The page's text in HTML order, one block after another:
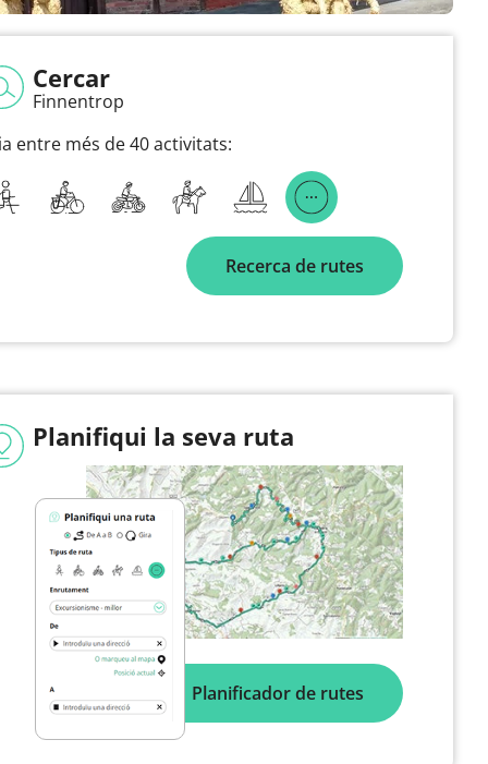
Cercar
Finnentrop
entre més de 40 activitats:
Recerca de rutes
Planifiqui la seva ruta
Planificador de rutes